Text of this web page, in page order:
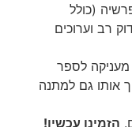
(כולל
רב וערוכים
לספר
אותו גם למתנה
הזמינו עכשיו!